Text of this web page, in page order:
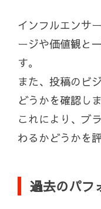
インフルエンサ
ージや価値観と
す。
また、投稿のビ
どうかを確認しま
これにより、ブ
わるかどうかを
過去のパフ